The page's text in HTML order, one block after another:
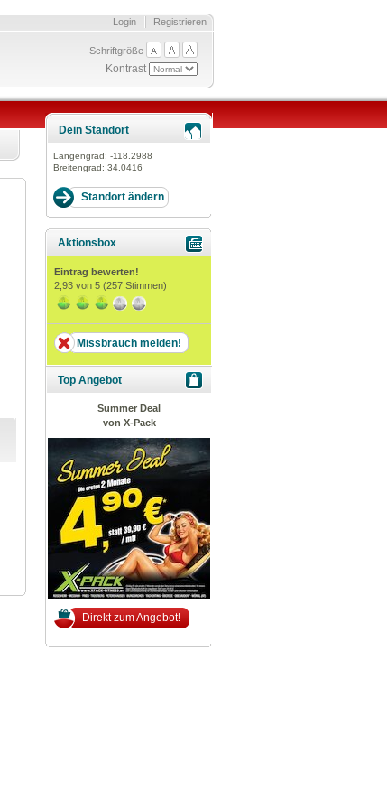
Registrieren
Login
Schriftgröße
Kontrast
Dein Standort
Längengrad: -118.2988
Breitengrad: 34.0416
Aktionsbox
Eintrag bewerten!
2,93 von 5 (257 Stimmen)
Missbrauch melden!
Top Angebot
Summer Deal
von X-Pack
Direkt zum Angebot!